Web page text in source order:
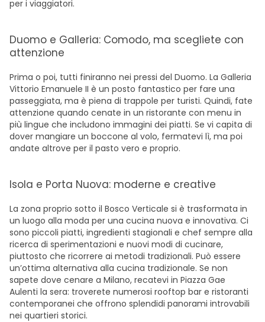
per i viaggiatori.
Duomo e Galleria: Comodo, ma scegliete con
attenzione
Prima o poi, tutti finiranno nei pressi del Duomo. La Galleria
Vittorio Emanuele II è un posto fantastico per fare una
passeggiata, ma è piena di trappole per turisti. Quindi, fate
attenzione quando cenate in un ristorante con menu in
più lingue che includono immagini dei piatti. Se vi capita di
dover mangiare un boccone al volo, fermatevi lì, ma poi
andate altrove per il pasto vero e proprio.
Isola e Porta Nuova: moderne e creative
La zona proprio sotto il Bosco Verticale si è trasformata in
un luogo alla moda per una cucina nuova e innovativa. Ci
sono piccoli piatti, ingredienti stagionali e chef sempre alla
ricerca di sperimentazioni e nuovi modi di cucinare,
piuttosto che ricorrere ai metodi tradizionali. Può essere
un’ottima alternativa alla cucina tradizionale. Se non
sapete dove cenare a Milano, recatevi in Piazza Gae
Aulenti la sera: troverete numerosi rooftop bar e ristoranti
contemporanei che offrono splendidi panorami introvabili
nei quartieri storici.